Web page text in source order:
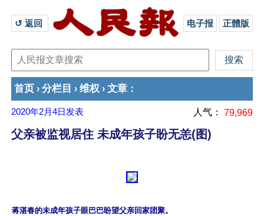
↺ 返回 电子报 正體版
首页 › 分栏目 › 维权 › 文章 ：
2020年2月4日 发表 人气： 79,969
父亲被监视居住 未成年孩子盼无恙(图)